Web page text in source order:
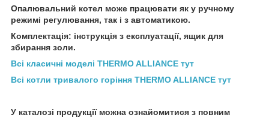
Опалювальний котел може працювати як у ручному
режимі регулювання, так і з автоматикою.
Комплектація: інструкція з експлуатації, ящик для
збирання золи.
Всі класичні моделі THERMO ALLIANCЕ тут
Всі котли тривалого горіння THERMO ALLIANCE тут
У каталозі продукції можна ознайомитися з повним